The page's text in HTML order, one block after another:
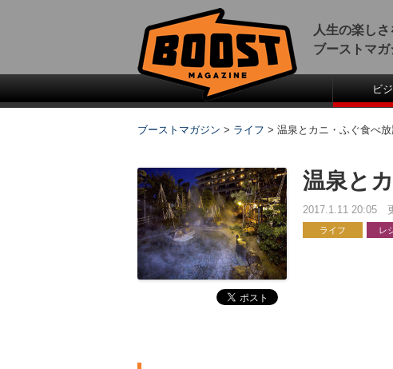
人生の楽し
ブーストマガ
ビ
ブーストマガジン > ライフ > 温泉とカニ・ふぐ食べ放
温泉と
2017.1.11 20:05
ライフ レ